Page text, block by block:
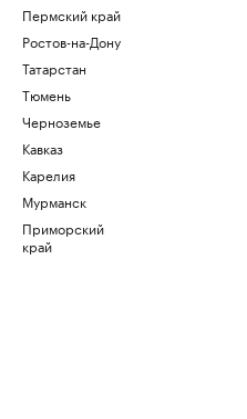
Пермский край
Ростов-на-Дону
Татарстан
Тюмень
Черноземье
Кавказ
Карелия
Мурманск
Приморский
край